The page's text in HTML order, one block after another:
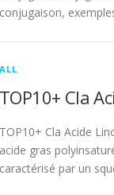
conjugaison,
ALL
TOP10+ Cla
TOP10+ Cla Acide
acide gras
caractérisé par un